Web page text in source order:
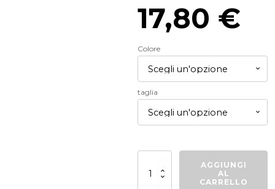
17,80 €
Colore
taglia
Zurigo
quantità
AGGIUNGI
AL
CARRELLO